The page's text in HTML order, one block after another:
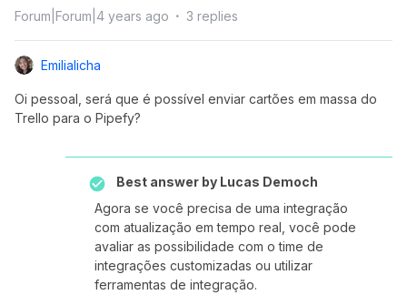
Forum|Forum|4 years ago 3 replies
Emilialicha
Oi pessoal, será que é possível enviar cartões em massa do
Trello para o Pipefy?
Best answer by Lucas Democh
Agora se você precisa de uma integração
com atualização em tempo real, você pode
avaliar as possibilidade com o time de
integrações customizadas ou utilizar
ferramentas de integração.